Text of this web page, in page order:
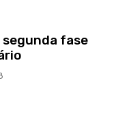
fase